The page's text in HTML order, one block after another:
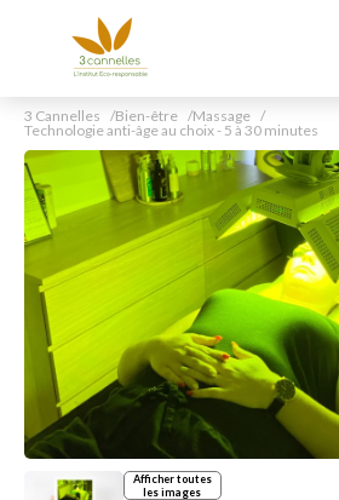
3 Cannelles Bien-être
Massage
Technologie anti-âge au choix - 5 à 30 minutes
Afficher toutes
les images